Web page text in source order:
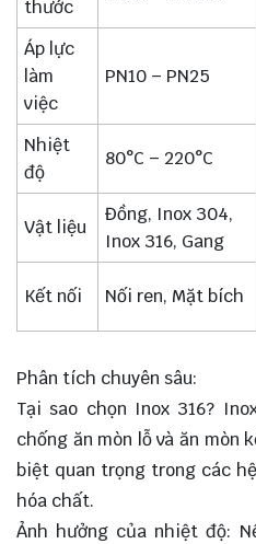
thước
Áp lực
làm
việc
PN10 – PN25
Nhiệt
độ
80°C – 220°C
Vật liệu
Đồng, Inox 304,
Inox 316, Gang
Kết nối Nối ren, Mặt bích
Phân tích chuyên sâu:
Tại sao chọn Inox 316?
chống ăn mòn lỗ và ăn mòn
biệt quan trọng trong các
hóa chất.
Ảnh hưởng của nhiệt độ: